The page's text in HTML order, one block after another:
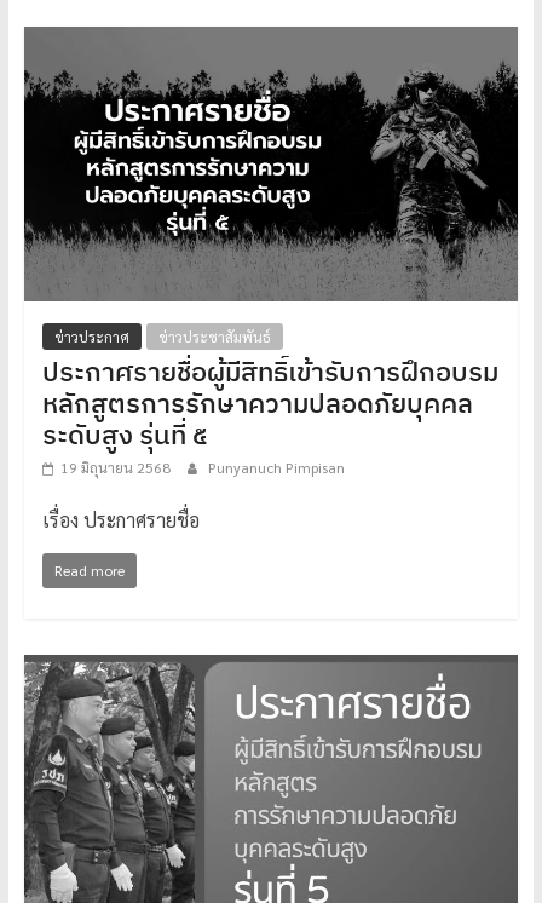
ข่าวประกาศ ข่าวประชาสัมพันธ์
ประกาศรายชื่อผู้มีสิทธิ์เข้ารับการฝึกอบรม
หลักสูตรการรักษาความปลอดภัยบุคคล
ระดับสูง รุ่นที่ ๕
19 มิถุนายน 2568 Punyanuch Pimpisan
เรื่อง ประกาศรายชื่อ
Read more